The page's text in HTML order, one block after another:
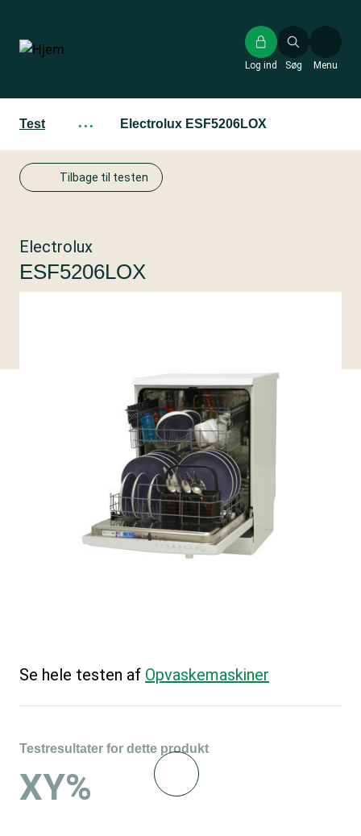
hovedindhold
Søg
Log ind Menu
Test ··· Electrolux ESF5206LOX
Tilbage til testen
Electrolux
ESF5206LOX
Se hele testen af Opvaskemaskiner
Testresultater for dette produkt
XY%